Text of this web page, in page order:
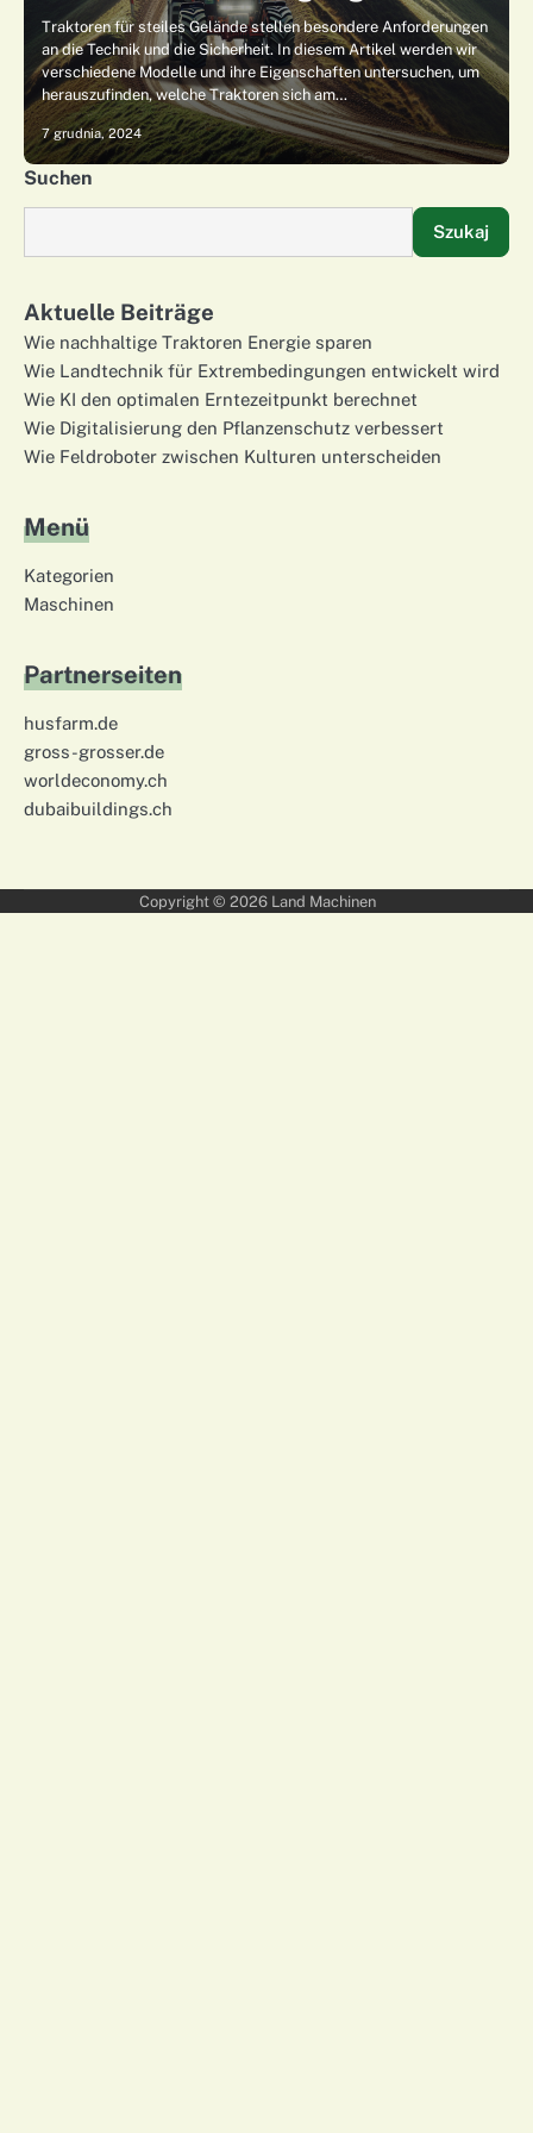
Traktoren für steiles Gelände stellen besondere Anforderungen
an die Technik und die Sicherheit. In diesem Artikel werden wir
verschiedene Modelle und ihre Eigenschaften untersuchen, um
herauszufinden, welche Traktoren sich am…
7 grudnia, 2024
Suchen
Szukaj
Aktuelle Beiträge
Wie nachhaltige Traktoren Energie sparen
Wie Landtechnik für Extrembedingungen entwickelt wird
Wie KI den optimalen Erntezeitpunkt berechnet
Wie Digitalisierung den Pflanzenschutz verbessert
Wie Feldroboter zwischen Kulturen unterscheiden
Menü
Kategorien
Maschinen
Partnerseiten
husfarm.de
gross-grosser.de
worldeconomy.ch
dubaibuildings.ch
Copyright © 2026 Land Machinen